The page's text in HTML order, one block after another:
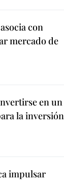
con
mercado de
en un
la inversión
impulsar